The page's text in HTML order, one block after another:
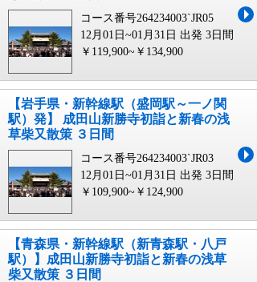
コース番号264234003`JR05
12月01日~01月31日 出発 3日間
￥119,900~￥134,900
【岩手県・新幹線駅（盛岡駅～一ノ関
駅）発】 成田山新勝寺初詣と新春の浅
草柴又散策 ３日間
コース番号264234003`JR03
12月01日~01月31日 出発 3日間
￥109,900~￥124,900
【青森県・新幹線駅（新青森駅・八戸
駅）】成田山新勝寺初詣と新春の浅草
柴又散策 ３日間